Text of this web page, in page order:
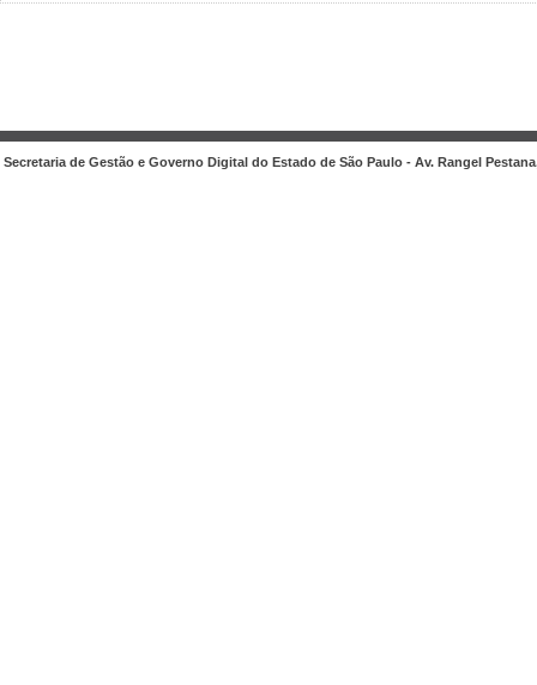
Secretaria de Gestão e Governo Digital do Estado de São Paulo - Av. Rangel